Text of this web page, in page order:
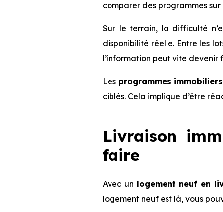
comparer des programmes
Sur le terrain, la difficulté
disponibilité réelle. Entre les
l’information peut vite devenir
Les programmes
ciblés. Cela implique d’être
Livraison
faire
Avec un logement neuf en
logement neuf est là, vous